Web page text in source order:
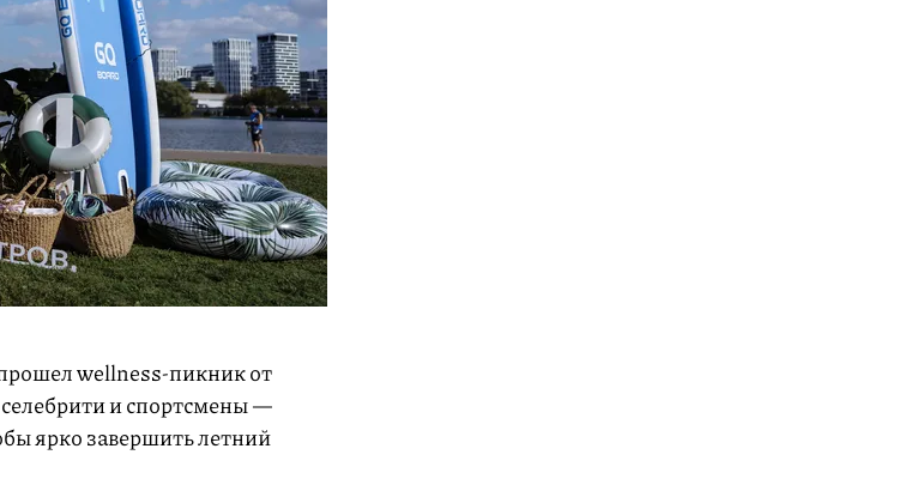
wellness-пикник от
и спортсмены —
ярко завершить летний